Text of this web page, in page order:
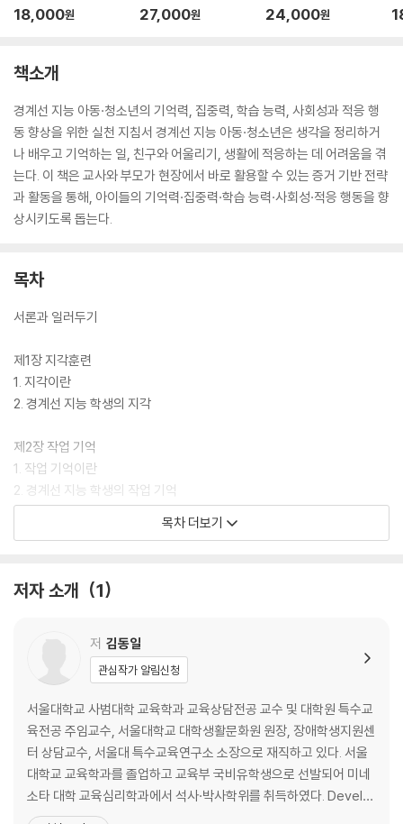
기반 훈련 프로그램
18,000원 27,000원 24,000원
책소개
경계선 지능 아동·청소년의 기억력, 집중력, 학습 능력, 사회성과 적응 행
동 향상을 위한 실천 지침서 경계선 지능 아동·청소년은 생각을 정리하거
나 배우고 기억하는 일, 친구와 어울리기, 생활에 적응하는 데 어려움을 겪
는다. 이 책은 교사와 부모가 현장에서 바로 활용할 수 있는 증거 기반 전략
과 활동을 통해, 아이들의 기억력·집중력·학습 능력·사회성·적응 행동을 향
상시키도록 돕는다.
목차
서론과 일러두기
제1장 지각훈련
1. 지각이란
2. 경계선 지능 학생의 지각
제2장 작업 기억
1. 작업 기억이란
2. 경계선 지능 학생의 작업 기억
2. 경계선 지능 학생의 처리속도
제5장 추론
1. 추론이란
2. 경계선 지능 학생의 추론
제6장 어휘
1. 어휘력이란
목차 더보기
저자 소개 1
저 김동일
관심작가 알림신청
서울대학교 사범대학 교육학과 교육상담전공 교수 및 대학원 특수교
육전공 주임교수, 서울대학교 대학생활문화원 원장, 장애학생지원센
터 상담교수, 서울대 특수교육연구소 소장으로 재직하고 있다. 서울
대학교 교육학과를 졸업하고 교육부 국비유학생으로 선발되어 미네
소타 대학 교육심리학과에서 석사·박사학위를 취득하였다. Develo
pmental Studies Center, Research Associate, 한국청소년상